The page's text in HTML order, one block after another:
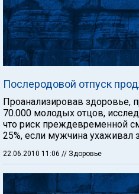
Послеродовой отпуск
Проанализировав здоровье,
70.000 молодых отцов,
что риск преждевременной
25%, если мужчина
22.06.2010 11:06 // Здоровье